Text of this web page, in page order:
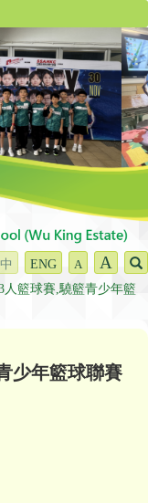
中 ENG A A
人籃球賽,驍籃青少年籃
少年籃球聯賽